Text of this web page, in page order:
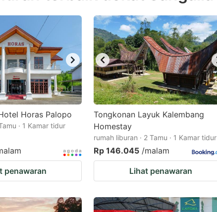
Horas Palopo
· 1 Kamar tidur
penawaran
Tongkonan Layuk Kalembang
Homestay
rumah liburan · 2 Tamu · 1 Kamar tidur
Rp 146.045 /malam
Lihat penawaran